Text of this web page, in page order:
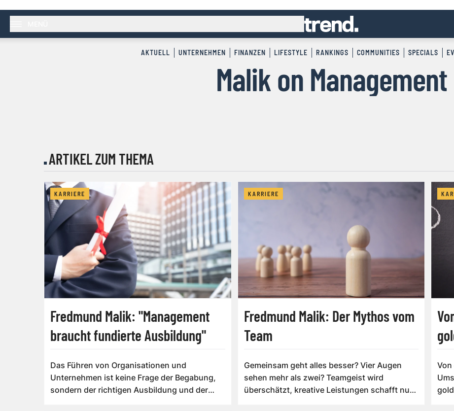
AKTUELL UNTERNEHMEN FINANZEN LIFESTYLE RANKINGS COMMUNITIES SPECIALS
Malik on Management
ARTIKEL ZUM THEMA
KARRIERE
Fredmund Malik: "Management
braucht fundierte Ausbildung"
Das Führen von Organisationen und
Unternehmen ist keine Frage der Begabung,
sondern der richtigen Ausbildung und der
KARRIERE
Fredmund Malik: Der Mythos vom
Team
Gemeinsam geht alles besser? Vier Augen
sehen mehr als zwei? Teamgeist wird
überschätzt, kreative Leistungen schafft nur